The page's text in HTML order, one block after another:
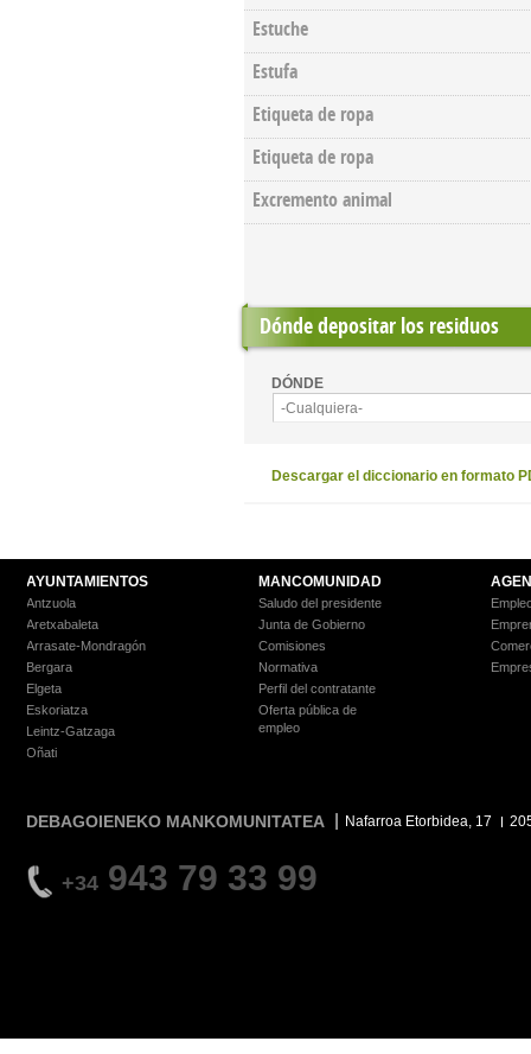
Estuche
Estufa
Etiqueta de ropa
Etiqueta de ropa
Excremento animal
Dónde depositar los residuos
DÓNDE
-Cualquiera-
Descargar el diccionario en formato
AYUNTAMIENTOS
Antzuola
Aretxabaleta
Arrasate-Mondragón
Bergara
Elgeta
Eskoriatza
Leintz-Gatzaga
Oñati
MANCOMUNIDAD
Saludo del presidente
Junta de Gobierno
Comisiones
Normativa
Perfil del contratante
Oferta pública de
empleo
DEBAGOIENEKO MANKOMUNITATEA Nafarroa Etorbidea, 17
+34 943 79 33 99